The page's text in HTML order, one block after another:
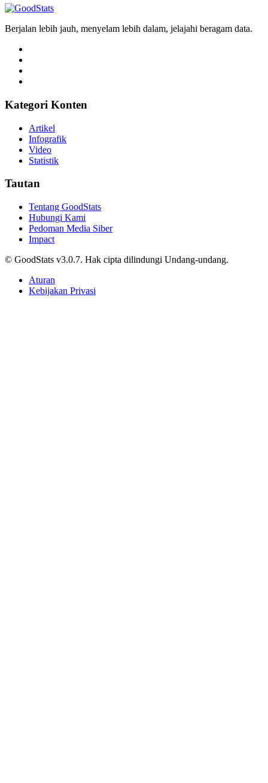
Berjalan lebih jauh, menyelam lebih dalam, jelajahi beragam data.
Kategori Konten
Artikel
Infografik
Video
Statistik
Tautan
Tentang GoodStats
Hubungi Kami
Pedoman Media Siber
Impact
© GoodStats v3.0.7. Hak cipta dilindungi Undang-undang.
Aturan
Kebijakan Privasi